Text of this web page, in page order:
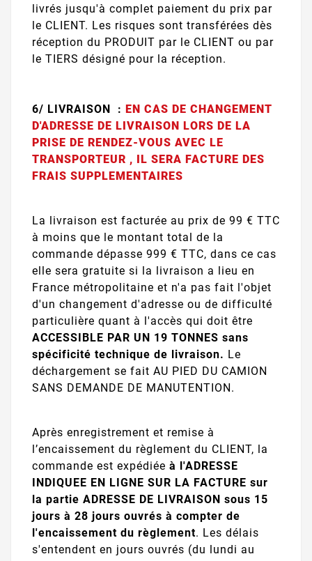
livrés jusqu'à complet paiement du prix par
le CLIENT. Les risques sont transférées dès
réception du PRODUIT par le CLIENT ou par
le TIERS désigné pour la réception.
6/ LIVRAISON : EN CAS DE CHANGEMENT
D'ADRESSE DE LIVRAISON LORS DE LA
PRISE DE RENDEZ-VOUS AVEC LE
TRANSPORTEUR , IL SERA FACTURE DES
FRAIS SUPPLEMENTAIRES
La livraison est facturée au prix de 99 € TTC
à moins que le montant total de la
commande dépasse 999 € TTC, dans ce cas
elle sera gratuite si la livraison a lieu en
France métropolitaine et n'a pas fait l'objet
d'un changement d'adresse ou de difficulté
particulière quant à l'accès qui doit être
ACCESSIBLE PAR UN 19 TONNES sans
spécificité technique de livraison. Le
déchargement se fait AU PIED DU CAMION
SANS DEMANDE DE MANUTENTION.
Après enregistrement et remise à
l’encaissement du règlement du CLIENT, la
commande est expédiée à l'ADRESSE
INDIQUEE EN LIGNE SUR LA FACTURE sur
la partie ADRESSE DE LIVRAISON sous 15
jours à 28 jours ouvrés à compter de
l'encaissement du règlement. Les délais
s'entendent en jours ouvrés (du lundi au